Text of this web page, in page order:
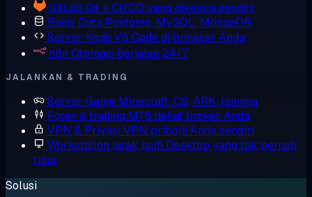
GitLab Git + CI/CD yang dikelola sendiri
Basis Data Postgres, MySQL, MongoDB
Server KodeVS Code di browser Anda
n8n Otomasi berjalan 24/7
JALANKAN & TRADING
Server Game Minecraft, CS, ARK, lainnya
Forex & trading MT5 dekat broker Anda
VPN & Privasi VPN pribadi Anda sendiri
Workstation jarak jauh Desktop yang tak pernah
tidur
Solusi